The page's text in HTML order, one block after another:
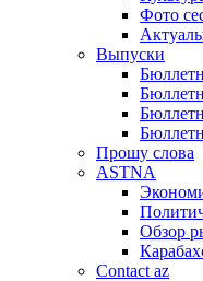
Фото
Выпуски
Прошу слова
ASTNA
Обзор
Contact az